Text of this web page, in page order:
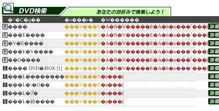
�^�C�g�� �o���ғ�
�W������
����
���V���Y�A�N�V�����E�A�h�x���`���[
���E����
���V���Y�A�N�V�����E�A�h�x���`���[
�V�E����
���V���Y�A�N�V�����E�A�h�x���`���[
���E�V����
���V���Y�A�N�V�����E�A�h�x���`���[
��O�̈���
���V���Y�A�N�V�����E�A�h�x���`���[
���� DVD�|BOX [1] ���V���Y�A�N�V�����E�A�h�x���`���[
���L�����������V���Y�z���[
���L�܏\�O��
���V���Y�z���[
���L�􂢂̕�
���V���Y�z���[
���L�鋃����
���V���Y�z���[